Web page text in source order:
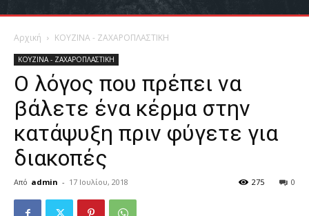
Αρχική ΚΟΥΖΙΝΑ - ΖΑΧΑΡΟΠΛΑΣΤΙΚΗ
ΚΟΥΖΙΝΑ - ΖΑΧΑΡΟΠΛΑΣΤΙΚΗ
Ο λόγος που πρέπει να
βάλετε ένα κέρμα στην
κατάψυξη πριν φύγετε για
διακοπές
Από admin - 17 Ιουλίου, 2018 0
275